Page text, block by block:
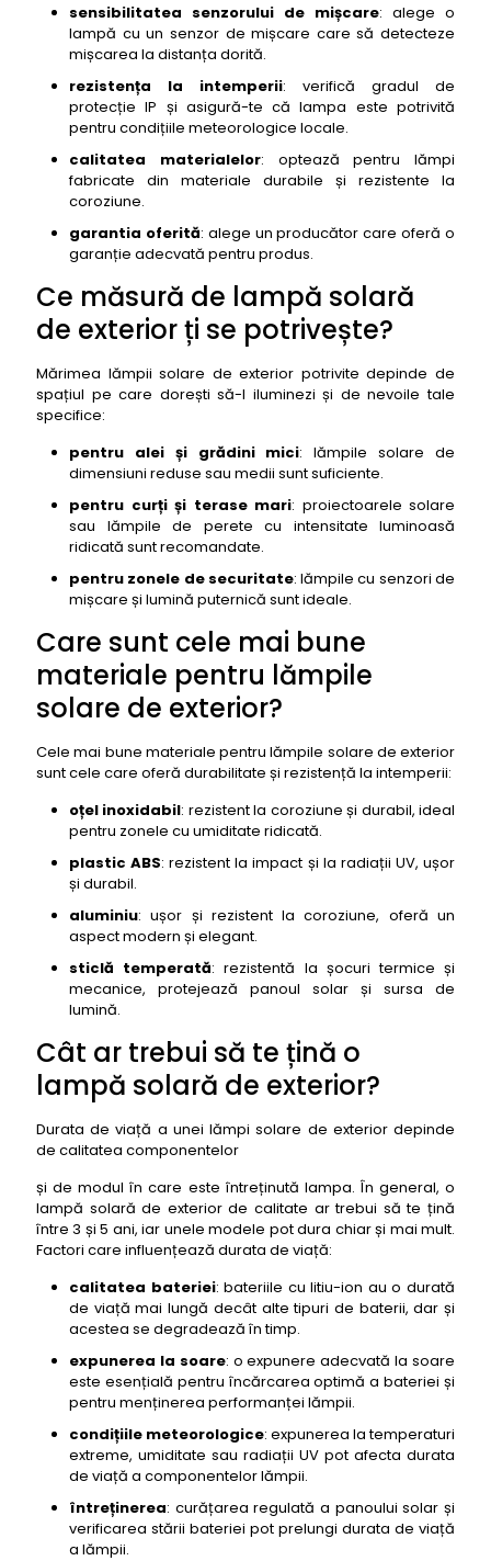
sensibilitatea senzorului de mișcare: alege o
lampă cu un senzor de mișcare care să detecteze
mișcarea la distanța dorită.
rezistența la intemperii: verifică gradul de
protecție IP și asigură-te că lampa este potrivită
pentru condițiile meteorologice locale.
calitatea materialelor: optează pentru lămpi
fabricate din materiale durabile și rezistente la
coroziune.
garantia oferită: alege un producător care oferă o
garanție adecvată pentru produs.
Ce măsură de lampă solară
de exterior ți se potrivește?
Mărimea lămpii solare de exterior potrivite depinde de
spațiul pe care dorești să-l iluminezi și de nevoile tale
specifice:
pentru alei și grădini mici: lămpile solare de
dimensiuni reduse sau medii sunt suficiente.
pentru curți și terase mari: proiectoarele solare
sau lămpile de perete cu intensitate luminoasă
ridicată sunt recomandate.
pentru zonele de securitate: lămpile cu senzori de
mișcare și lumină puternică sunt ideale.
Care sunt cele mai bune
materiale pentru lămpile
solare de exterior?
Cele mai bune materiale pentru lămpile solare de exterior
sunt cele care oferă durabilitate și rezistență la intemperii:
oțel inoxidabil: rezistent la coroziune și durabil, ideal
pentru zonele cu umiditate ridicată.
plastic ABS: rezistent la impact și la radiații UV, ușor
și durabil.
aluminiu: ușor și rezistent la coroziune, oferă un
aspect modern și elegant.
sticlă temperată: rezistentă la șocuri termice și
mecanice, protejează panoul solar și sursa de
lumină.
Cât ar trebui să te țină o
lampă solară de exterior?
Durata de viață a unei lămpi solare de exterior depinde
de calitatea componentelor
și de modul în care este întreținută lampa. În general, o
lampă solară de exterior de calitate ar trebui să te țină
între 3 și 5 ani, iar unele modele pot dura chiar și mai mult.
Factori care influențează durata de viață:
calitatea bateriei: bateriile cu litiu-ion au o durată
de viață mai lungă decât alte tipuri de baterii, dar și
acestea se degradează în timp.
expunerea la soare: o expunere adecvată la soare
este esențială pentru încărcarea optimă a bateriei și
pentru menținerea performanței lămpii.
condițiile meteorologice: expunerea la temperaturi
extreme, umiditate sau radiații UV pot afecta durata
de viață a componentelor lămpii.
întreținerea: curățarea regulată a panoului solar și
verificarea stării bateriei pot prelungi durata de viață
a lămpii.